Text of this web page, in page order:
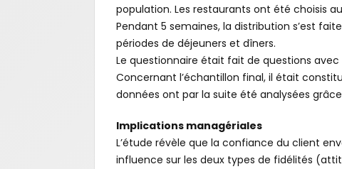
population. Les restaurants ont été choisis
Pendant 5 semaines, la distribution s’est
périodes de déjeuners et dîners.
Le questionnaire était fait de questions avec
Concernant l’échantillon final, il était
données ont par la suite été analysées
Implications managériales
L’étude révèle que la confiance du client
influence sur les deux types de fidélités